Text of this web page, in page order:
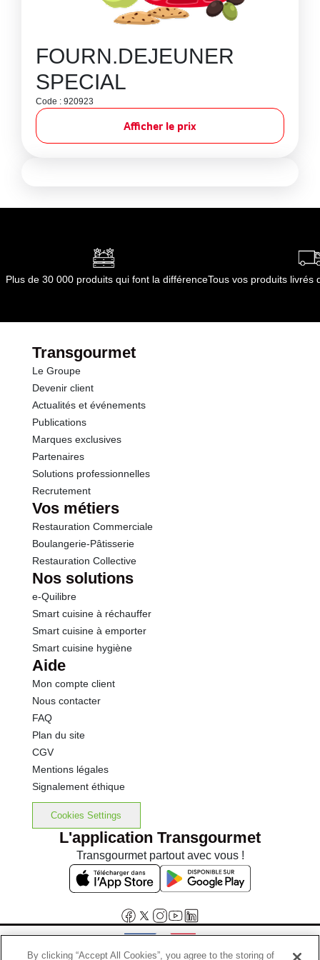
FOURN.DEJEUNER
SPECIAL
Code : 920923
Afficher le prix
Plus de 30 000 produits qui font la différenceTous vos produits livrés
Transgourmet
Le Groupe
Devenir client
Actualités et événements
Publications
Marques exclusives
Partenaires
Solutions professionnelles
Recrutement
Vos métiers
Restauration Commerciale
Boulangerie-Pâtisserie
Restauration Collective
Nos solutions
e-Quilibre
Smart cuisine à réchauffer
Smart cuisine à emporter
Smart cuisine hygiène
Aide
Mon compte client
Nous contacter
FAQ
Plan du site
CGV
Mentions légales
Signalement éthique
Cookies Settings
L'application Transgourmet
Transgourmet partout avec vous !
By clicking “Accept All Cookies”, you agree to the storing of